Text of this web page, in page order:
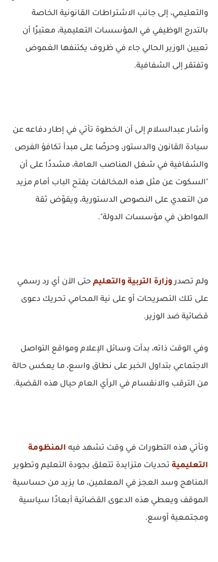
والتعليمي، إلى جانب الاشتراطات القانونية الخاصة
بالتدرج الوظيفي في المؤسسات التعليمية، معتبرًا أن
تعيين الوزير الحالي جاء في ظروف يكتنفها الغموض
وتفتقر إلى الشفافية.
وأشار عبدالسلام إلى أن الخطوة تأتي في إطار دفاعه عن
سيادة القانون والدستور، وحرصًا على مبدأ تكافؤ الفرص
والشفافية في شغل المناصب العامة، مشددًا على أن
"السكوت عن مثل هذه المخالفات يفتح الباب أمام مزيد
من التعدي على النصوص الدستورية، ويقوّض ثقة
المواطن في مؤسسات الدولة".
ولم تصدر وزارة التربية والتعليم حتى الآن أي رد رسمي
على تلك التصريحات أو على نية المحامي تحريك دعوى
قضائية ضد الوزير.
وفي الوقت ذاته، بدأت وسائل الإعلام ومواقع التواصل
الاجتماعي بتداول الخبر على نطاق واسع، ما يعكس حالة
من الترقب والانقسام في الرأي العام حيال هذه القضية.
وتأتي هذه التطورات في وقت تشهد فيه المنظومة
التعليمية تحديات متزايدة تتعلق بجودة التعليم وتطوير
المناهج وسد العجز في المعلمين، ما يزيد من حساسية
الموقف ويعطي هذه الدعوى القضائية أبعادًا سياسية
ومجتمعية أوسع.